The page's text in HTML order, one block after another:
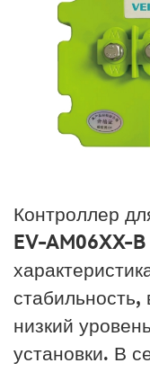
Контроллер
EV-AM06XX-B
низкий
установки. В